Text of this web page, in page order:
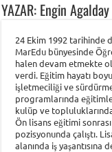
YAZAR: Engin Agalday
24 Ekim 1992 tarihinde
MarEdu bünyesinde
halen devam etmekte
verdi. Eğitim hayatı
işletmeciliği ve
programlarında
kulüp ve
Ön lisans eğitimi
pozisyonunda çalıştı.
alanında iş